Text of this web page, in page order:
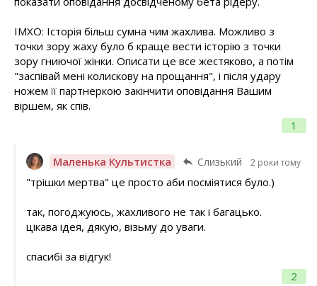
1
ІМХО: Історія більш сумна чим жахлива. Можливо з
точки зору жаху було б краще вести історію з точки
зору гниючої жінки. Описати це все жестяково, а потім
"заспівай мені колискову на прощання", і після удару
ножем її партнеркою закінчити оповідання Вашим
віршем, як спів.
Маленька Культистка Слизький 2 роки тому
2
"трішки мертва" це просто аби посміятися було.)
так, погоджуюсь, жахливого не так і багацько.
цікава ідея, дякую, візьму до уваги.
спасибі за відгук!